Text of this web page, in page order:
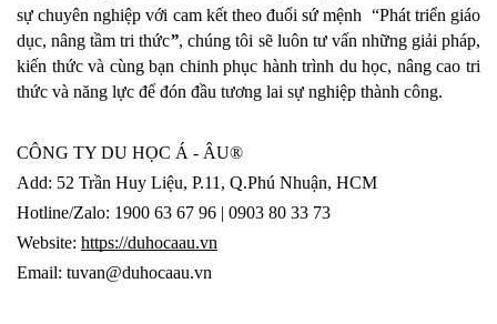
sự chuyên nghiệp với cam kết theo đuổi sứ mệnh  “Phát triển giáo
dục, nâng tầm tri thức”, chúng tôi sẽ luôn tư vấn những giải pháp,
kiến thức và cùng bạn chinh phục hành trình du học, nâng cao tri
thức và năng lực để đón đầu tương lai sự nghiệp thành công.
CÔNG TY DU HỌC Á - ÂU®
Add: 52 Trần Huy Liệu, P.11, Q.Phú Nhuận, HCM
Hotline/Zalo: 1900 63 67 96 | 0903 80 33 73
Website: https://duhocaau.vn
Email: tuvan@duhocaau.vn